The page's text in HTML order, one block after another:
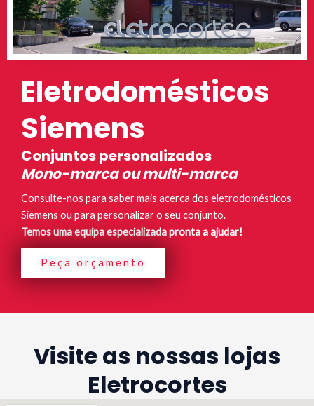
Eletrodomésticos
Siemens
Conjuntos personalizados
Mono-marca ou multi-marca
Consulte-nos para saber mais acerca dos eletrodomésticos
Siemens ou para personalizar o seu conjunto.
Temos uma equipa especializada pronta a ajudar!
Peça orçamento
Visite as nossas lojas
Eletrocortes